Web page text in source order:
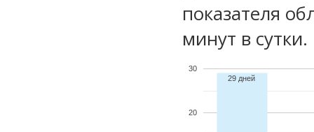
показателя
минут в сутки.
20
30
29 дней